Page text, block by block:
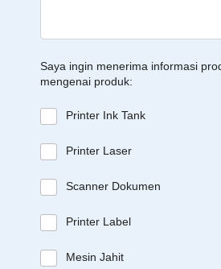
Saya ingin menerima informasi
mengenai produk:
Printer Ink Tank
Printer Laser
Scanner Dokumen
Printer Label
Mesin Jahit